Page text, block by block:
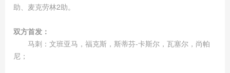
助、麦克劳林2助。
双方首发：
马刺：文班亚马，福克斯，斯蒂芬-卡斯尔，瓦塞尔，尚帕
尼；